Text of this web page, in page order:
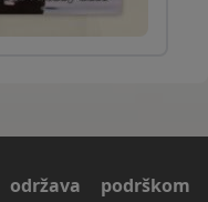
podrškom